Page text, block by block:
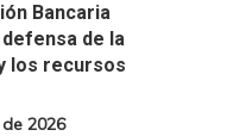
Bancaria
de la
los recursos
2026